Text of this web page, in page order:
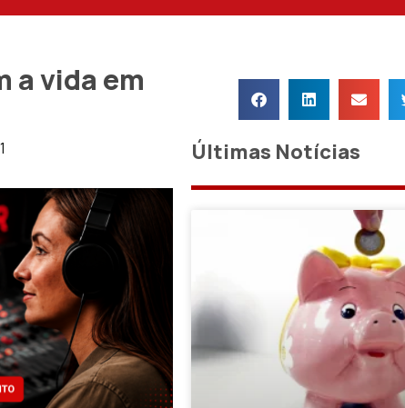
a vida em
Últimas Notícias